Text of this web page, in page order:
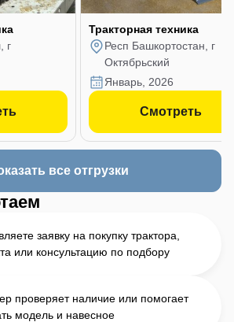
г
Тракторная техника
Респ Башкортостан, г
Октябрьский
январь, 2026
Смотреть
все отгрузки
заявку на покупку трактора,
или консультацию по подбору
проверяет наличие или помогает
модель и навесное